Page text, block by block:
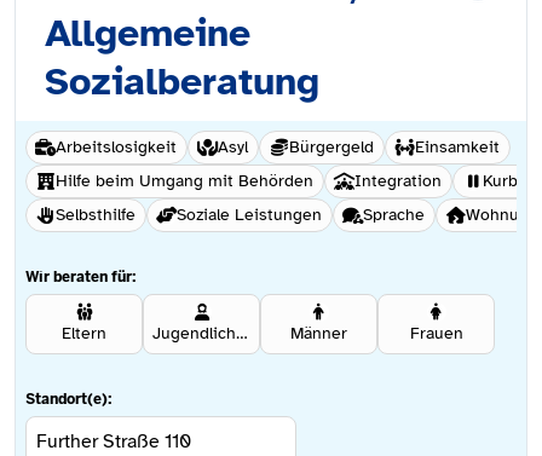
Allgemeine
Sozialberatung
Arbeitslosigkeit Asyl Bürgergeld
Einsamkeit
Hilfe beim Umgang mit Behörden
Integration
Selbsthilfe
Soziale Leistungen Sprache
Wir beraten für:
Eltern Jugendliche ab 12 Jahren Männer Frauen
Standort(e):
Further Straße 110